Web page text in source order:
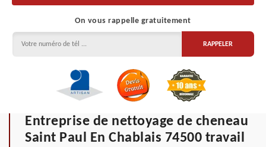
On vous rappelle gratuitement
Entreprise de nettoyage de cheneau
Saint Paul En Chablais 74500 travail